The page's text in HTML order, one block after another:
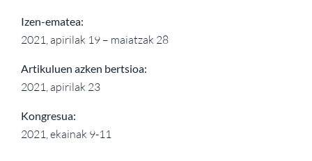
Izen-ematea:
2021, apirilak 19 – maiatzak 28
Artikuluen azken bertsioa:
2021, apirilak 23
Kongresua:
2021, ekainak 9-11